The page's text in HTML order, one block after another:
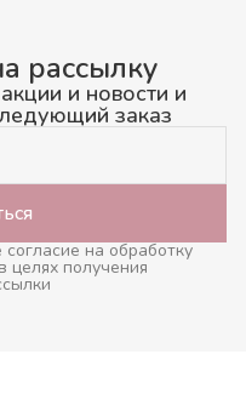
рассылку
и новости и
заказ
на обработку
целях получения